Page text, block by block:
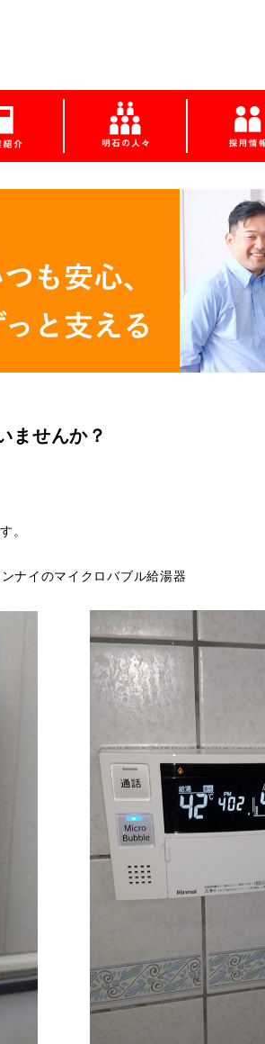
ませんか？
。
ンナイのマイクロバブル給湯器